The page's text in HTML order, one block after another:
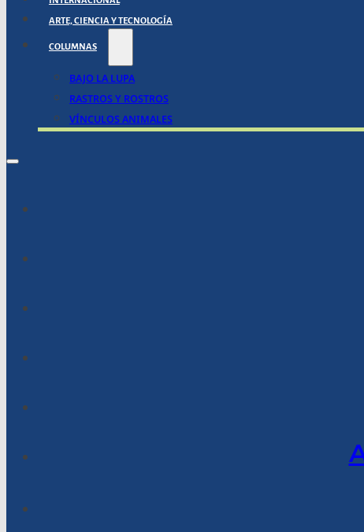
ARTE, CIENCIA Y TECNOLOGÍA
COLUMNAS
BAJO LA LUPA
RASTROS Y ROSTROS
VÍNCULOS ANIMALES